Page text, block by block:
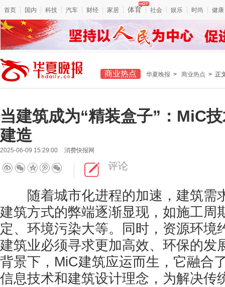
首页 国内 科技 汽车 财经 家居 体育 社会 娱乐 时尚 健康
商业热点 华夏晚报 > 商业热点 > 正
当建筑成为“精装盒子”：MiC
建造
2025-06-09 15:29:00 消费快报网
评论
随着城市化进程的加速，建筑需
建筑方式的弊端逐渐显现，如施工周
定、环境污染大等。同时，资源环境
建筑业必须寻求更加高效、环保的发
背景下，MiC建筑应运而生，它融合
信息技术和建筑设计理念，为解决传